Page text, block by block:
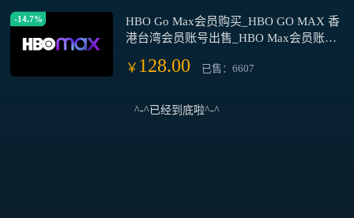
-14.7%
HBO Go Max会员购买_HBO GO MAX 香
港台湾会员账号出售_HBO Max会员账号
￥ 128.00 已售：6607
^-^已经到底啦^-^